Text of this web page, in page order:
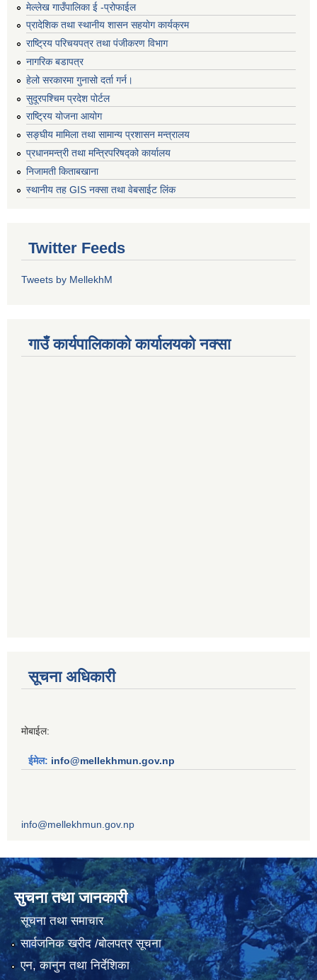
मेल्लेख गाउँपालिका ई -प्रोफाईल
प्रादेशिक तथा स्थानीय शासन सहयोग कार्यक्रम
राष्ट्रिय परिचयपत्र तथा पंजीकरण विभाग
नागरिक बडापत्र
हेलो सरकारमा गुनासो दर्ता गर्न।
सुदूरपश्चिम प्रदेश पोर्टल
राष्ट्रिय योजना आयोग
सङ्‍घीय मामिला तथा सामान्य प्रशासन मन्त्रालय
प्रधानमन्त्री तथा मन्त्रिपरिषद्को कार्यालय
निजामती किताबखाना
स्थानीय तह GIS नक्सा तथा वेबसाईट लिंक
Twitter Feeds
Tweets by MellekhM
गाउँ कार्यपालिकाको कार्यालयको नक्सा
सूचना अधिकारी
मोबाईल:
ईमेल: info@mellekhmun.gov.np
info@mellekhmun.gov.np
सुचना तथा जानकारी
सूचना तथा समाचार
सार्वजनिक खरीद /बोलपत्र सूचना
एन, कानुन तथा निर्देशिका